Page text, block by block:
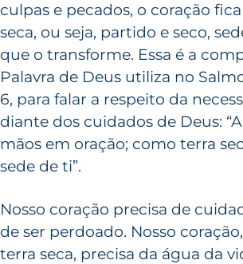
culpas e pecados, o coração
seca, ou seja, partido e seco,
que o transforme. Essa é a
Palavra de Deus utiliza no
6, para falar a respeito da
diante dos cuidados de Deus:
mãos em oração; como terra
sede de ti”.
Nosso coração precisa de
de ser perdoado. Nosso
terra seca, precisa da água da